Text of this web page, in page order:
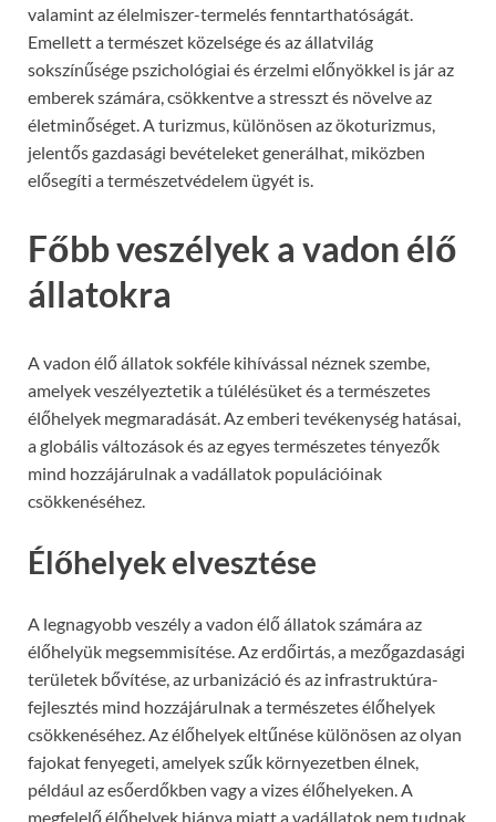
valamint az élelmiszer-termelés fenntarthatóságát.
Emellett a természet közelsége és az állatvilág
sokszínűsége pszichológiai és érzelmi előnyökkel is jár az
emberek számára, csökkentve a stresszt és növelve az
életminőséget. A turizmus, különösen az ökoturizmus,
jelentős gazdasági bevételeket generálhat, miközben
elősegíti a természetvédelem ügyét is.
Főbb veszélyek a vadon élő
állatokra
A vadon élő állatok sokféle kihívással néznek szembe,
amelyek veszélyeztetik a túlélésüket és a természetes
élőhelyek megmaradását. Az emberi tevékenység hatásai,
a globális változások és az egyes természetes tényezők
mind hozzájárulnak a vadállatok populációinak
csökkenéséhez.
Élőhelyek elvesztése
A legnagyobb veszély a vadon élő állatok számára az
élőhelyük megsemmisítése. Az erdőirtás, a mezőgazdasági
területek bővítése, az urbanizáció és az infrastruktúra-
fejlesztés mind hozzájárulnak a természetes élőhelyek
csökkenéséhez. Az élőhelyek eltűnése különösen az olyan
fajokat fenyegeti, amelyek szűk környezetben élnek,
például az esőerdőkben vagy a vizes élőhelyeken. A
megfelelő élőhelyek hiánya miatt a vadállatok nem tudnak